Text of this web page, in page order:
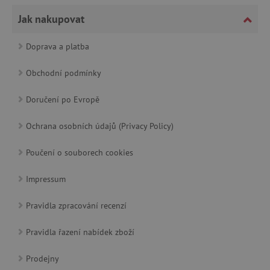
Jak nakupovat
Doprava a platba
Obchodní podmínky
Doručení po Evropě
Ochrana osobních údajů (Privacy Policy)
Poučení o souborech cookies
Impressum
Pravidla zpracování recenzí
Pravidla řazení nabídek zboží
Prodejny
cjConsent
CookieScriptConsent